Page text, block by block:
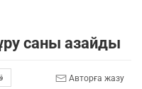
саны азайды
Авторға жазу